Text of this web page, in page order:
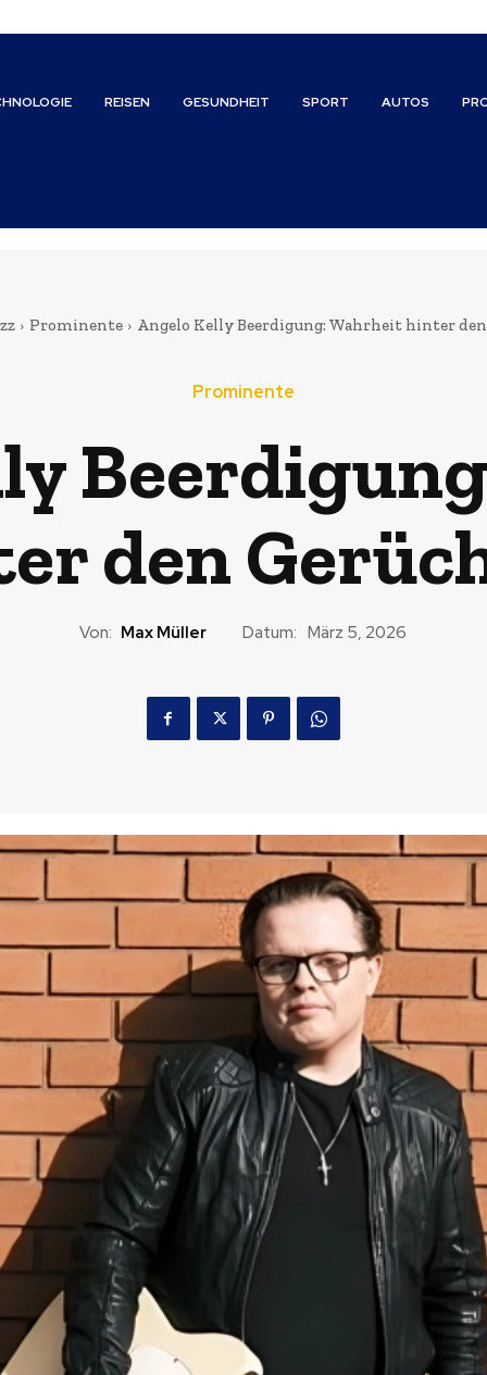
REISEN GESUNDHEIT SPORT AUTOS
Prominente Angelo Kelly Beerdigung: Wahrheit hinter
Prominente
den
Von: Max Müller Datum: März 5, 2026